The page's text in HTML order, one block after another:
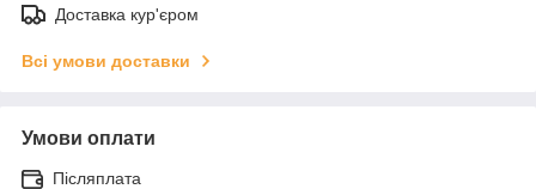
Доставка кур'єром
Всі умови доставки
Умови оплати
Післяплата